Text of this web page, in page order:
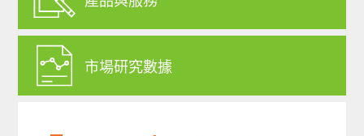
市場研究數據